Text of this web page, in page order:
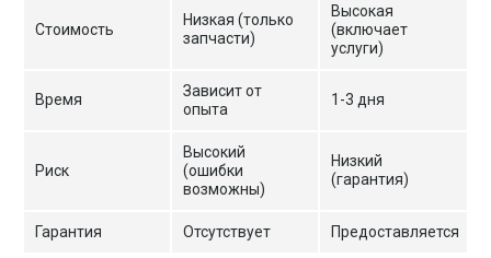
Стоимость
Низкая (только
запчасти)
Высокая
(включает
услуги)
Время
Зависит от
опыта
1-3 дня
Риск
Высокий
(ошибки
возможны)
Низкий
(гарантия)
Гарантия Отсутствует Предоставляется